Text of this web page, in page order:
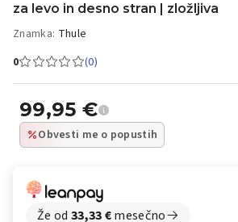
za levo in desno stran | zložljiva
Znamka: Thule
0
(0)
99,95 €
Obvesti me o popustih
Že od 33,33€mesečno